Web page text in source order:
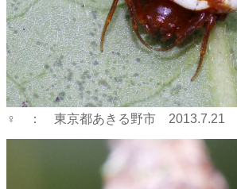
♀ ： 東京都あきる野市 2013.7.21